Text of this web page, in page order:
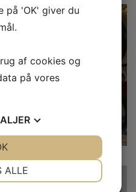
på 'OK' giver du
af cookies og
på vores
ALLE